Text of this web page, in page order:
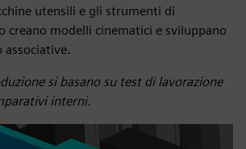
utensili e gli strumenti di
creano modelli cinematici e sviluppano
si basano su test di lavorazione
interni.